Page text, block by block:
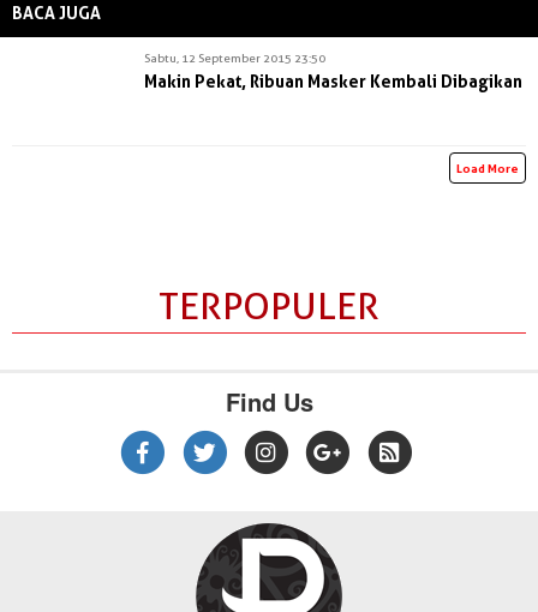
BACA JUGA
Sabtu, 12 September 2015 23:50
Makin Pekat, Ribuan Masker Kembali Dibagikan
Load More
TERPOPULER
Find Us